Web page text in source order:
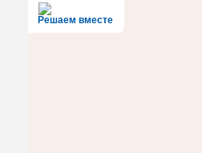
Решаем вместе